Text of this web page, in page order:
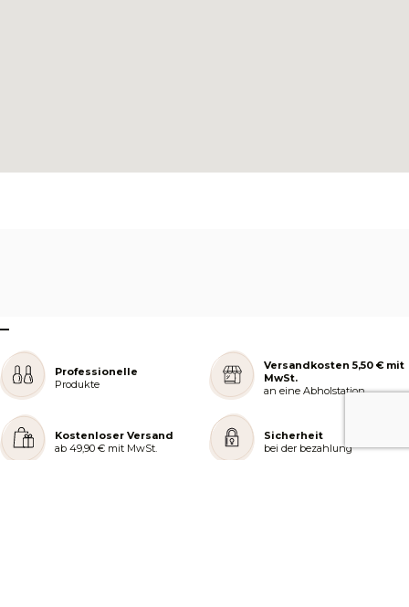
–
Professionelle
Produkte
Versandkosten 5,50 € mit
MwSt.
an eine Abholstation
Kostenloser Versand
ab 49,90 € mit MwSt.
Sicherheit
bei der bezahlung